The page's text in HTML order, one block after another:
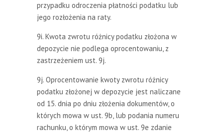
przypadku odroczenia płatności podatku lub
jego rozłożenia na raty.
9i. Kwota zwrotu różnicy podatku złożona w
depozycie nie podlega oprocentowaniu, z
zastrzeżeniem ust. 9j.
9j. Oprocentowanie kwoty zwrotu różnicy
podatku złożonej w depozycie jest naliczane
od 15. dnia po dniu złożenia dokumentów, o
których mowa w ust. 9b, lub podania numeru
rachunku, o którym mowa w ust. 9e zdanie